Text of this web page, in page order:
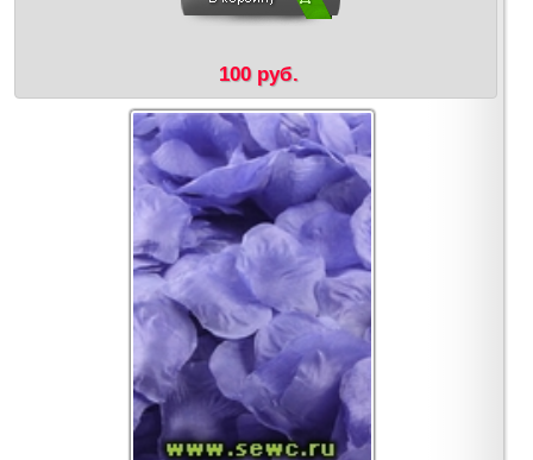
100 руб.